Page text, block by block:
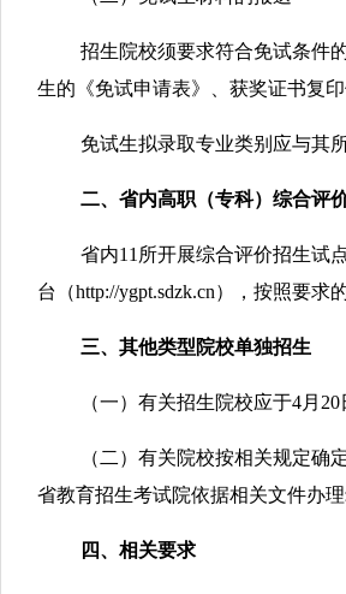
招生院校须要求符合免试条件
生的《免试申请表》、获奖证书复
免试生拟录取专业类别应与其
二、省内高职（专科）综合评
省内11所开展综合评价招生试
台（http://ygpt.sdzk.cn），按照要
三、其他类型院校单独招生
（一）有关招生院校应于4月
（二）有关院校按相关规定确
省教育招生考试院依据相关文件办理
四、相关要求